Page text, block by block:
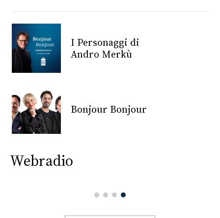
PRINCIPATO
DI
MONACO
CONSIGLIA
I Personaggi di
Andro Merkù
Bonjour Bonjour
Webradio